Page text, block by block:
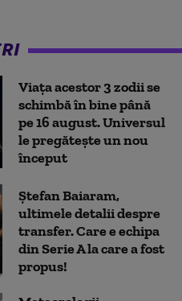
Viața acestor 3 zodii se
schimbă în bine până
pe 16 august. Universul
le pregătește un nou
început
Ștefan Baiaram,
ultimele detalii despre
transfer. Care e echipa
din Serie A la care a fost
propus!